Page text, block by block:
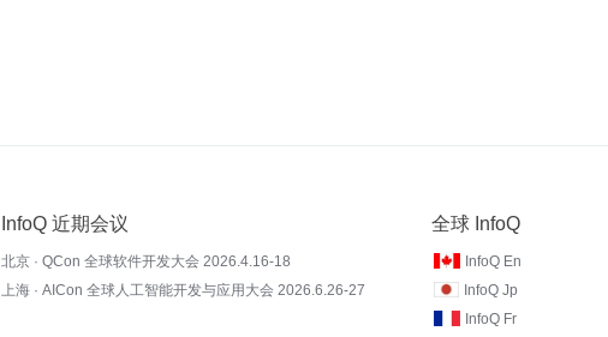
InfoQ 近期会议
北京 · QCon 全球软件开发大会 2026.4.16-18
上海 · AICon 全球人工智能开发与应用大会 2026.6.26-27
全球 InfoQ
InfoQ En
InfoQ Jp
InfoQ Fr